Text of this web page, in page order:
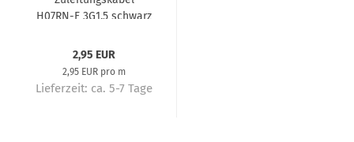
H07RN-F 3G1,5 schwarz
2,95 EUR
2,95 EUR pro m
Lieferzeit: ca. 5-7 Tage